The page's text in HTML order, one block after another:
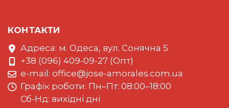
КОНТАКТИ
Адреса: м. Одеса, вул. Сонячна 5
+38 (096) 409-09-27 (Опт)
e-mail: office@jose-amorales.com.ua
Графiк роботи: Пн–Пт: 08:00–18:00
Сб-Нд: вихідні дні